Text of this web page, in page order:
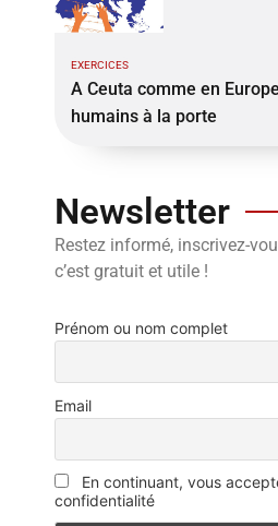
EXERCICES
A Ceuta comme en
humains à la porte
Newsletter
Restez informé, inscrivez-
c’est gratuit et utile !
Prénom ou nom complet
Email
En continuant, vous
confidentialité